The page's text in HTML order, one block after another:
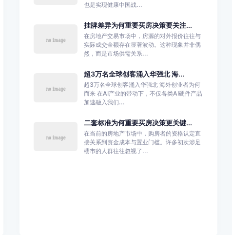
也是实现健康中国战...
挂牌差异为何重要买房决策要关注...
在房地产交易市场中，房源的对外报价往往与
实际成交金额存在显著波动。这种现象并非偶
然，而是市场供需关系...
超3万名全球创客涌入华强北 海...
超3万名全球创客涌入华强北 海外创业者为何
而来 在AI产业的带动下，不仅各类AI硬件产品
加速融入我们...
二套标准为何重要买房决策更关键...
在当前的房地产市场中，购房者的资格认定直
接关系到资金成本与置业门槛。许多初次涉足
楼市的人群往往忽视了...